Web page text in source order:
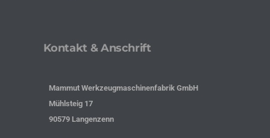
Kontakt & Anschrift
Mammut Werkzeugmaschinenfabrik GmbH
Mühlsteig 17
90579 Langenzenn